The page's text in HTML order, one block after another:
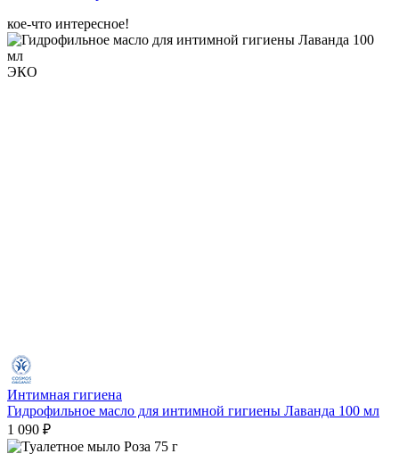
кое-что интересное!
ЭКО
Интимная гигиена
Гидрофильное масло для интимной гигиены Лаванда 100 мл
1 090 ₽